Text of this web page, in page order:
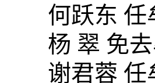
何跃东 任
杨 翠 免
谢君蓉 任